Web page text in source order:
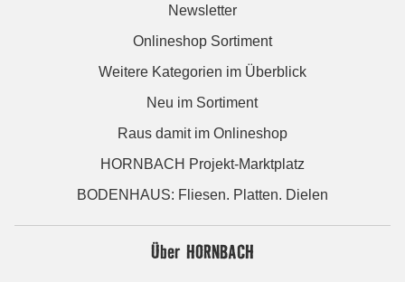
Newsletter
Onlineshop Sortiment
Weitere Kategorien im Überblick
Neu im Sortiment
Raus damit im Onlineshop
HORNBACH Projekt-Marktplatz
BODENHAUS: Fliesen. Platten. Dielen
Über HORNBACH